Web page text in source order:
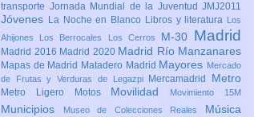
transporte Jornada Mundial de la Juventud JMJ2011
Jóvenes La Noche en Blanco Libros y literatura
Los
Ahijones
Los Berrocales Los Cerros M-30 Madrid
Madrid 2016 Madrid 2020 Madrid Río Manzanares
Mapas de Madrid Matadero Madrid Mayores Mercado
de Frutas y Verduras de Legazpi
Mercamadrid Metro
Metro Ligero Motos Movilidad Movimiento 15M
Municipios Museo de Colecciones Reales Música